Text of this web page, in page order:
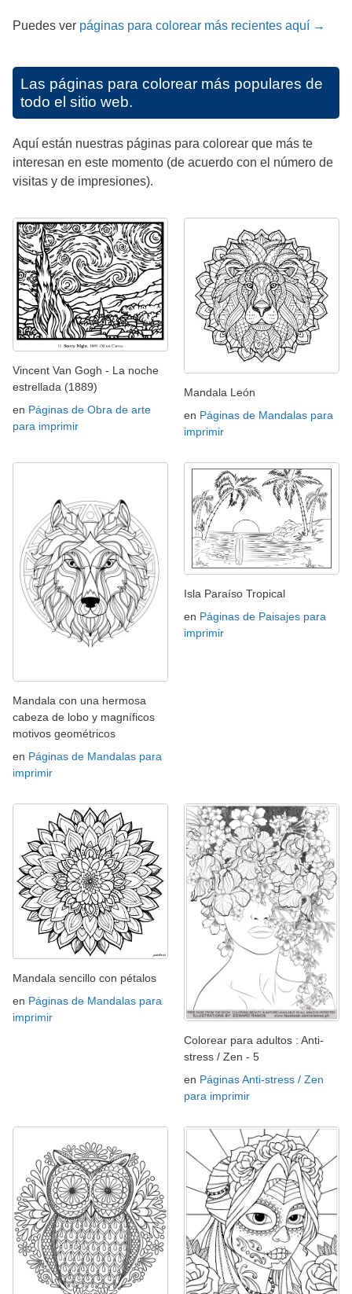
Puedes ver páginas para colorear más recientes aquí →
Las páginas para colorear más populares de
todo el sitio web.
Aquí están nuestras páginas para colorear que más te
interesan en este momento (de acuerdo con el número de
visitas y de impresiones).
Vincent Van Gogh - La noche
estrellada (1889)
en Páginas de Obra de arte
para imprimir
Mandala León
en Páginas de Mandalas para
imprimir
Mandala con una hermosa
cabeza de lobo y magníficos
motivos geométricos
en Páginas de Mandalas para
imprimir
Isla Paraíso Tropical
en Páginas de Paisajes para
imprimir
Mandala sencillo con pétalos
en Páginas de Mandalas para
imprimir
Colorear para adultos : Anti-
stress / Zen - 5
en Páginas Anti-stress / Zen
para imprimir